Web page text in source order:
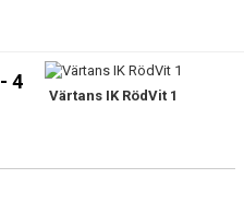
4
Värtans IK RödVit 1